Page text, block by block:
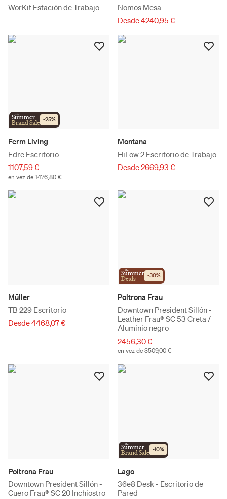
WorKit Estación de Trabajo
Nomos Mesa
Desde 4240,95 €
the
Summer
Brand Sale -25%
Ferm Living
Edre Escritorio
1107,59 €
en vez de 1476,80 €
Montana
HiLow 2 Escritorio de Trabajo
Desde 2669,93 €
Mūller
TB 229 Escritorio
Desde 4468,07 €
the
Summer
Deals -30%
Poltrona Frau
Downtown President Sillón -
Leather Frau® SC 53 Creta /
Aluminio negro
2456,30 €
en vez de 3509,00 €
Poltrona Frau
Downtown President Sillón -
Cuero Frau® SC 20 Inchiostro
the
Summer
Brand Sale -10%
Lago
36e8 Desk - Escritorio de
Pared